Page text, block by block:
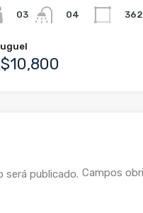
03
04
362
será publicado. Campos